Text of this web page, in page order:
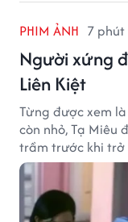
PHIM ẢNH 7
Người xứng
Liên Kiệt
Từng được xem
còn nhỏ, Tạ
trầm trước khi trở
sở trường võ